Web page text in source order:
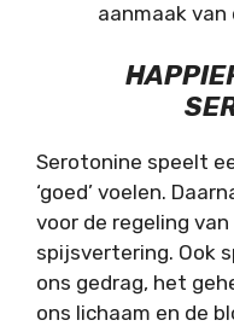
aanmaak van
Serotonine speelt
‘goed’ voelen.
voor de regeling
spijsvertering. Ook
ons gedrag, het
ons lichaam en de